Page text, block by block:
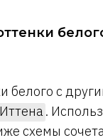
белого с
.
схемы